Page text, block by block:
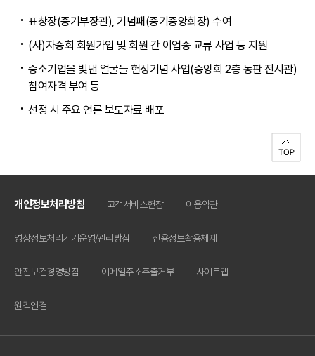
표창장(중기부장관), 기념패(중기중앙회장) 수여
(사)자중회 회원가입 및 회원 간 이업종 교류 사업 등 지원
중소기업을 빛낸 얼굴들 헌정기념 사업(중앙회 2층 동판 전시관)
참여자격 부여 등
선정 시 주요 언론 보도자료 배포
개인정보처리방침 고객서비스헌장 이용약관
영상정보처리기기운영/관리방침 신용정보활용체제
안전보건경영방침 이메일주소추출거부 사이트맵
원격연결